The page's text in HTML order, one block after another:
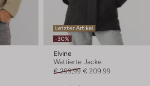
Letzter Artikel
-30%
Elvine
Wattierte Jacke
€ 299,99 € 209,99